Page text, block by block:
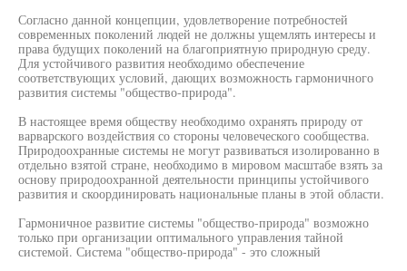
Согласно данной концепции, удовлетворение потребностей
современных поколений людей не должны ущемлять интересы и
права будущих поколений на благоприятную природную среду.
Для устойчивого развития необходимо обеспечение
соответствующих условий, дающих возможность гармоничного
развития системы "общество-природа".
В настоящее время обществу необходимо охранять природу от
варварского воздействия со стороны человеческого сообщества.
Природоохранные системы не могут развиваться изолированно в
отдельно взятой стране, необходимо в мировом масштабе взять за
основу природоохранной деятельности принципы устойчивого
развития и скоординировать национальные планы в этой области.
Гармоничное развитие системы "общество-природа" возможно
только при организации оптимального управления тайной
системой. Система "общество-природа" - это сложный